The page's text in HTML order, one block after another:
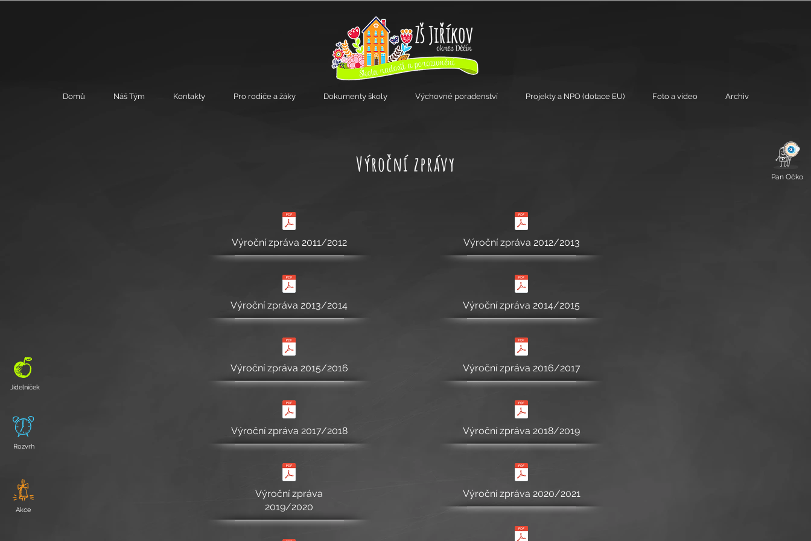
Pan Očko
Domů Náš Tým Kontakty Pro rodiče a žáky Dokumenty školy Výchovné poradenství Projekty a NPO (dotace EU) Foto a video Archiv
Jídelníček
Rozvrh
Akce
Výroční zprávy
Výroční zpráva 2011/2012
Výroční zpráva 2013/2014
Výroční zpráva 2015/2016
Výroční zpráva 2017/2018
Výroční zpráva
2019/2020
Výroční zpráva 2012/2013
Výroční zpráva 2014/2015
Výroční zpráva 2016/2017
Výroční zpráva 2018/2019
Výroční zpráva 2020/2021